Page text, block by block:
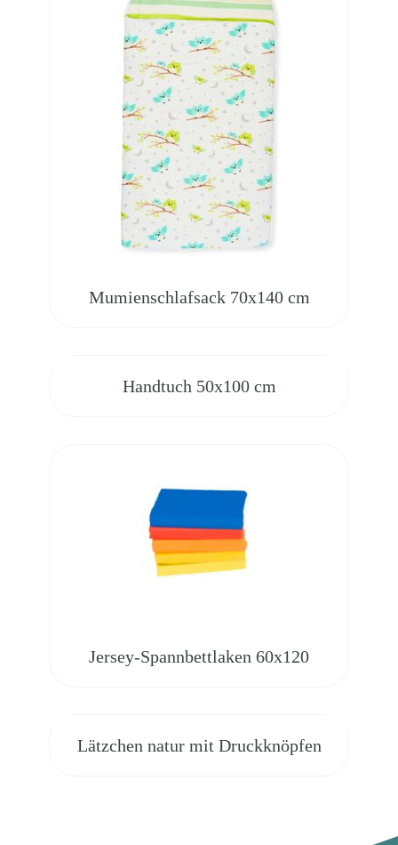
Mumienschlafsack 70x140 cm
Handtuch 50x100 cm
Jersey-Spannbettlaken 60x120
Lätzchen natur mit Druckknöpfen